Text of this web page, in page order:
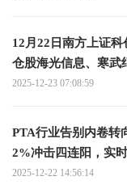
12月22日南方上证
仓股海光信息、寒武
2025-12-23 07:08:59
PTA行业告别内卷转
2%冲击四连阳，实
2025-12-22 14:56:14